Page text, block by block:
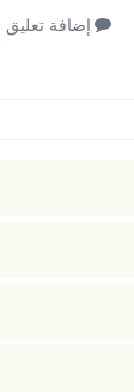
إضافة تعليق